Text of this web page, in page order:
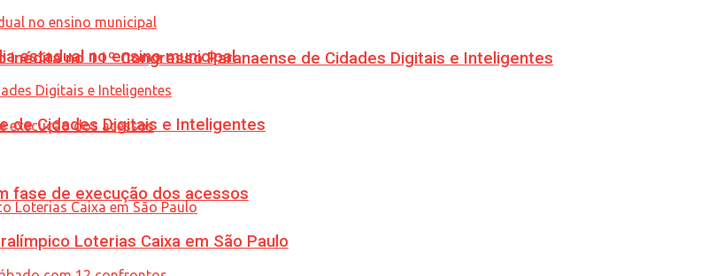
no 11º Congresso Paranaense de Cidades Digitais e Inteligentes
fase de execução dos acessos
estadual no ensino municipal
de Cidades Digitais e Inteligentes
Loterias Caixa em São Paulo